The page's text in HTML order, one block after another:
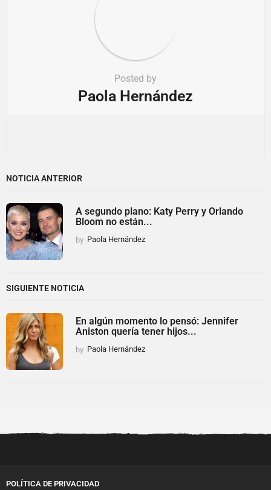
Posted by
Paola Hernández
NOTICIA ANTERIOR
A segundo plano: Katy Perry y Orlando
Bloom no están...
by Paola Hernández
SIGUIENTE NOTICIA
En algún momento lo pensó: Jennifer
Aniston quería tener hijos...
by Paola Hernández
POLÍTICA DE PRIVACIDAD